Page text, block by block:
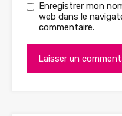
Enregistrer mon
web dans le
commentaire.